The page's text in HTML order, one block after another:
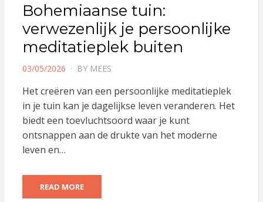
Bohemiaanse tuin:
verwezenlijk je persoonlijke
meditatieplek buiten
POSTED
03/05/2026 BY MEES
Het creëren van een persoonlijke meditatieplek
in je tuin kan je dagelijkse leven veranderen. Het
biedt een toevluchtsoord waar je kunt
ontsnappen aan de drukte van het moderne
leven en…
READ MORE